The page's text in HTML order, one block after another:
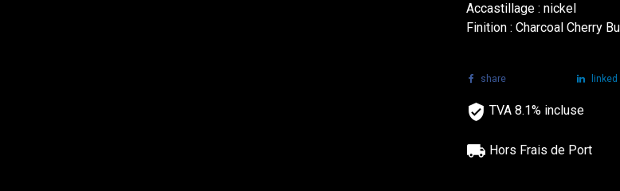
Accastillage : nickel
Finition : Charcoal Cherry
share linked
TVA 8.1% incluse
Hors Frais de Port